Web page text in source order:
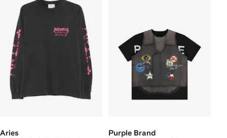
Aries Purple Brand